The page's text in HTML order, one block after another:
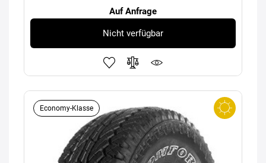
Auf Anfrage
Nicht verfügbar
Economy-Klasse